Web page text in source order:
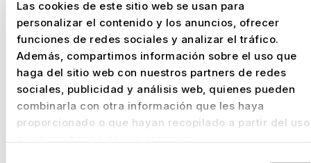
Las cookies de este sitio web se usan para
personalizar el contenido y los anuncios, ofrecer
funciones de redes sociales y analizar el tráfico.
Además, compartimos información sobre el uso que
haga del sitio web con nuestros partners de redes
sociales, publicidad y análisis web, quienes pueden
combinarla con otra información que les haya
proporcionado o que hayan recopilado a partir del uso
EXPO 2027 BELGRADO: CON NUSSLI EN SITU.
LISTOS PARA LA PRESENTACIÓN DE SU PAÍS.
–
Serbia, 2027